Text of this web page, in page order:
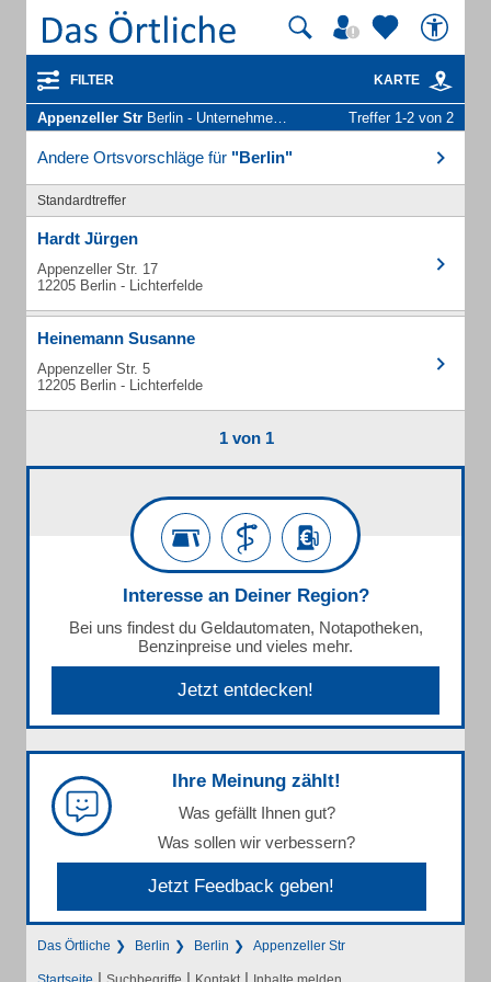
FILTER KARTE
Appenzeller Str Berlin - Unternehmen und Personen Treffer 1-2 von 2
Andere Ortsvorschläge für "Berlin"
Standardtreffer
Hardt Jürgen
Appenzeller Str. 17
12205 Berlin - Lichterfelde
Heinemann Susanne
Appenzeller Str. 5
12205 Berlin - Lichterfelde
1 von 1
Interesse an Deiner Region?
Bei uns findest du Geldautomaten, Notapotheken,
Benzinpreise und vieles mehr.
Jetzt entdecken!
Ihre Meinung zählt!
Was gefällt Ihnen gut?
Was sollen wir verbessern?
Jetzt Feedback geben!
Das Örtliche Berlin Berlin Appenzeller Str
| | |